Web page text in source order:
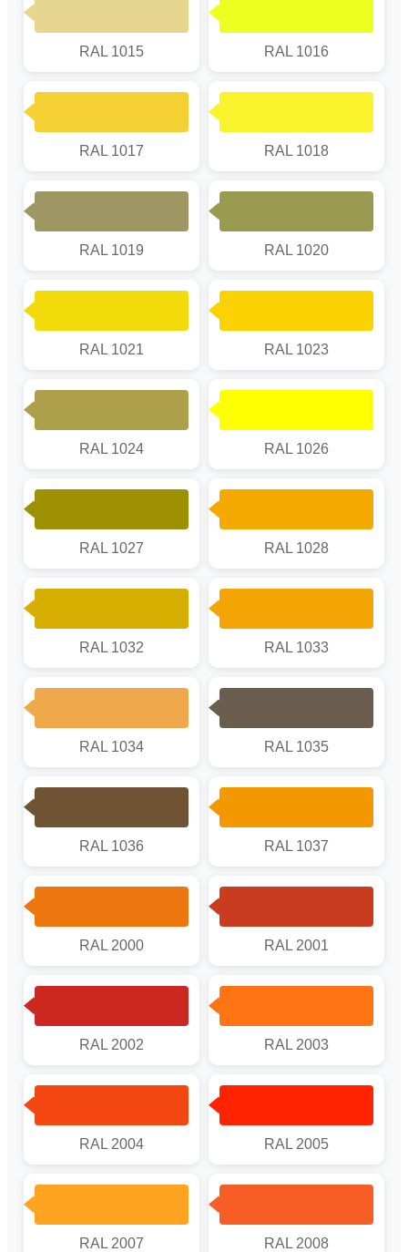
RAL 1015 RAL 1016
RAL 1017 RAL 1018
RAL 1019 RAL 1020
RAL 1021 RAL 1023
RAL 1024 RAL 1026
RAL 1027 RAL 1028
RAL 1032 RAL 1033
RAL 1034 RAL 1035
RAL 1036 RAL 1037
RAL 2000 RAL 2001
RAL 2002 RAL 2003
RAL 2004 RAL 2005
RAL 2007 RAL 2008